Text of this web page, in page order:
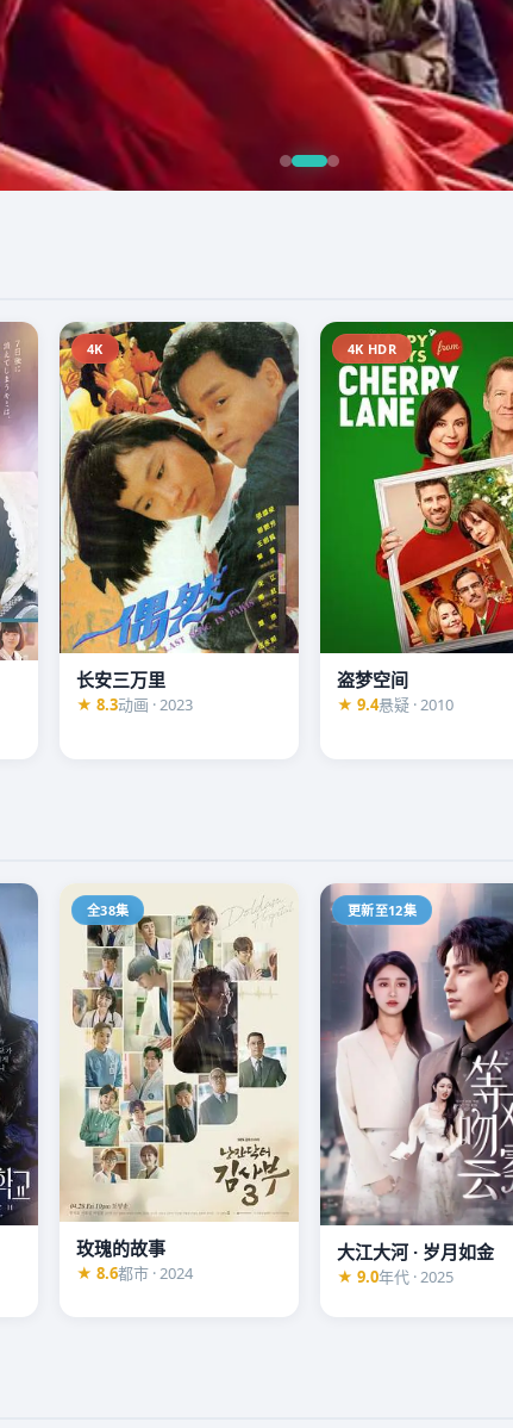
家联手追查。每一层真
4K
长安三万里
★ 8.3动画 · 2023
4K HDR
盗梦空间
★ 9.4悬疑 · 2010
全38集
玫瑰的故事
★ 8.6都市 · 2024
更新至12集
大江大河 · 岁月如金
★ 9.0年代 · 2025